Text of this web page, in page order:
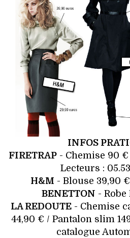
INFOS
FIRETRAP- Chemise 90 €
Lecteurs :
H&M - Blouse 39,90
BENETTON - Robe
LA REDOUTE- Chemise
44,90 € / Pantalon slim
catalogue